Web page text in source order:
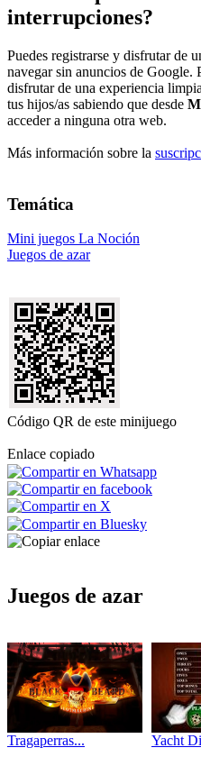
interrupciones?
Puedes registrarse y disfrutar de
navegar sin anuncios de Google.
disfrutar de una experiencia
tus hijos/as sabiendo que desde
acceder a ninguna otra web.
Más información sobre la
Temática
Mini juegos La Noción
Juegos de azar
Código QR de este minijuego
Enlace copiado
Juegos de azar
Tragaperras... Yacht